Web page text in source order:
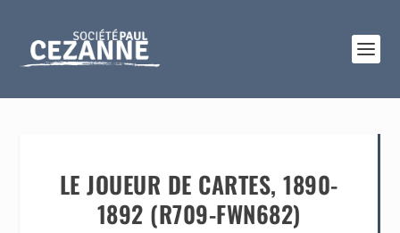
LE JOUEUR DE CARTES, 1890-
1892 (R709-FWN682)